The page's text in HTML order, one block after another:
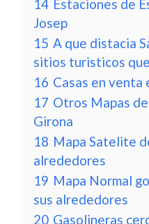
14 Estaciones de
Josep
15 A que distacia
sitios turisticos
16 Casas en venta
17 Otros Mapas
Girona
18 Mapa Satelite
alrededores
19 Mapa Normal
sus alrededores
20 Gasolineras